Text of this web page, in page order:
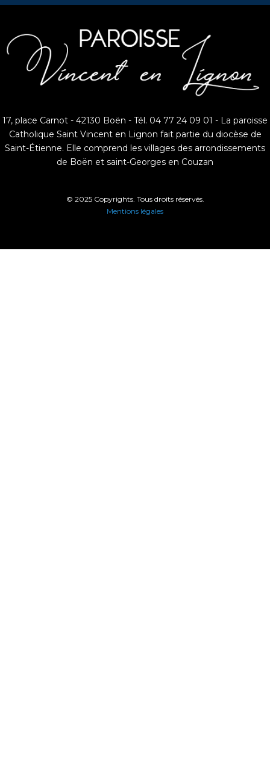
17, place Carnot - 42130 Boën - Tél. 04 77 24 09 01 - La paroisse
Catholique Saint Vincent en Lignon fait partie du diocèse de
Saint-Étienne. Elle comprend les villages des arrondissements
de Boën et saint-Georges en Couzan
© 2025 Copyrights. Tous droits réservés.
Mentions légales